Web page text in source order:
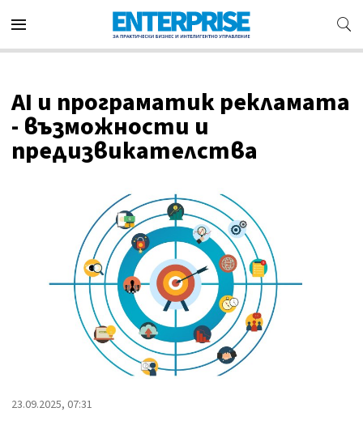
AI и програматик рекламата
- възможности и
предизвикателства
23.09.2025, 07:31